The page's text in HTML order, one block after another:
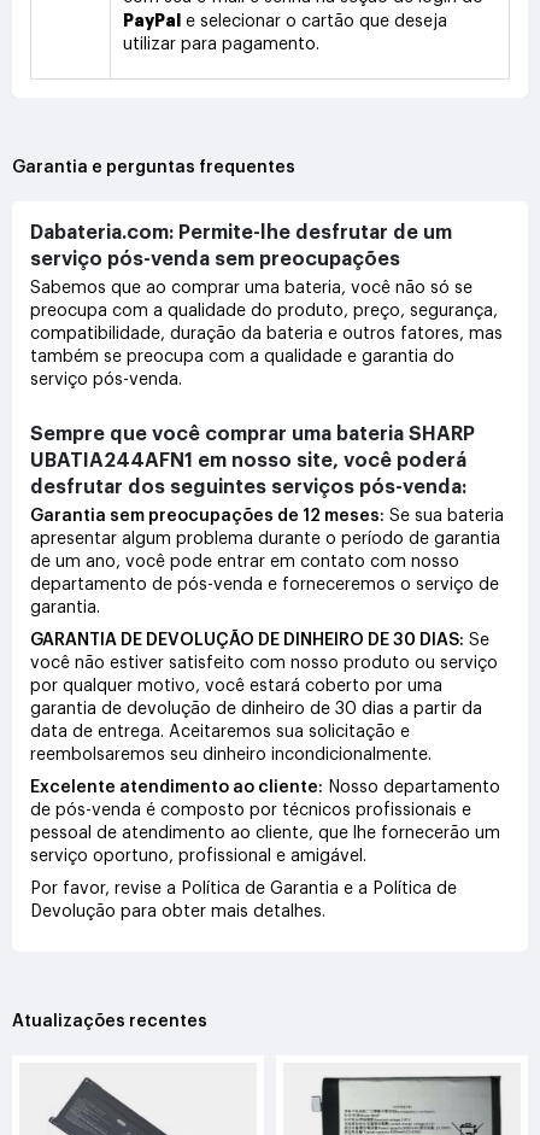
PayPal
e selecionar o cartão que deseja
utilizar para pagamento.
Garantia e perguntas frequentes
Dabateria.com: Permite-lhe desfrutar de um
serviço pós-venda sem preocupações
Sabemos que ao comprar uma bateria, você não só se
preocupa com a qualidade do produto, preço, segurança,
compatibilidade, duração da bateria e outros fatores, mas
também se preocupa com a qualidade e garantia do
serviço pós-venda.
Sempre que você comprar uma bateria SHARP
UBATIA244AFN1 em nosso site, você poderá
desfrutar dos seguintes serviços pós-venda:
Garantia sem preocupações de 12 meses: Se sua bateria
apresentar algum problema durante o período de garantia
de um ano, você pode entrar em contato com nosso
departamento de pós-venda e forneceremos o serviço de
garantia.
GARANTIA DE DEVOLUÇÃO DE DINHEIRO DE 30 DIAS: Se
você não estiver satisfeito com nosso produto ou serviço
por qualquer motivo, você estará coberto por uma
garantia de devolução de dinheiro de 30 dias a partir da
data de entrega. Aceitaremos sua solicitação e
reembolsaremos seu dinheiro incondicionalmente.
Excelente atendimento ao cliente: Nosso departamento
de pós-venda é composto por técnicos profissionais e
pessoal de atendimento ao cliente, que lhe fornecerão um
serviço oportuno, profissional e amigável.
Por favor, revise a Política de Garantia e a Política de
Devolução para obter mais detalhes.
Atualizações recentes